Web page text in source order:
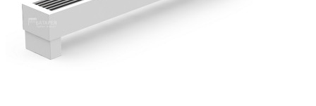
Оригинальные